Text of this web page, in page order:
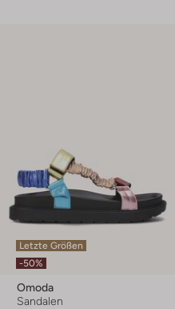
Letzte Größen
-50%
Omoda
Sandalen